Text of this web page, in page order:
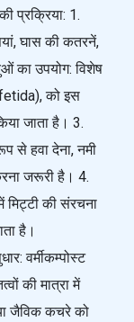
प्रक्रिया: 1.
घास की कतरनें,
का उपयोग: विशेष
को इस
जाता है। 3.
से हवा देना, नमी
जरूरी है। 4.
मिट्टी की संरचना
है।
वर्मीकम्पोस्ट
की मात्रा में
जैविक कचरे को